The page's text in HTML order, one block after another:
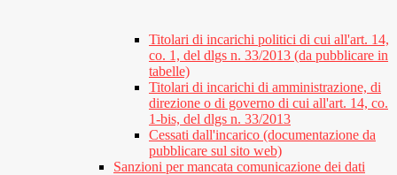
Titolari di incarichi politici di cui all'art. 14,
co. 1, del dlgs n. 33/2013 (da pubblicare in
tabelle)
Titolari di incarichi di amministrazione, di
direzione o di governo di cui all'art. 14, co.
1-bis, del dlgs n. 33/2013
Cessati dall'incarico (documentazione da
pubblicare sul sito web)
Sanzioni per mancata comunicazione dei dati